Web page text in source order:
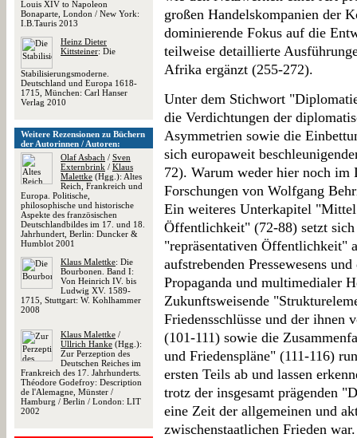
Louis XIV to Napoleon
Bonaparte, London / New York:
I.B.Tauris 2013
Heinz Dieter
Kittsteiner: Die
Stabilisierungsmoderne.
Deutschland und Europa 1618-
1715, München: Carl Hanser
Verlag 2010
Weitere Rezensionen zu Büchern
der Autorinnen / Autoren:
Olaf Asbach / Sven
Externbrink / Klaus
Malettke (Hgg.): Altes
Reich, Frankreich und
Europa. Politische,
philosophische und historische
Aspekte des französischen
Deutschlandbildes im 17. und 18.
Jahrhundert, Berlin: Duncker &
Humblot 2001
Klaus Malettke: Die
Bourbonen. Band I:
Von Heinrich IV. bis
Ludwig XV. 1589-
1715, Stuttgart: W. Kohlhammer
2008
Klaus Malettke /
Ullrich Hanke (Hgg.):
Zur Perzeption des
Deutschen Reiches im
Frankreich des 17. Jahrhunderts.
Théodore Godefroy: Description
de l'Alemagne, Münster /
Hamburg / Berlin / London: LIT
2002
großen Handelskompanien der
dominierende Fokus auf die
teilweise detaillierte
Afrika ergänzt (255-272).
Unter dem Stichwort
die Verdichtungen der
Asymmetrien sowie die
sich europaweit
72). Warum weder hier noch im
Forschungen von Wolfgang
Ein weiteres Unterkapitel
Öffentlichkeit" (72-88) setzt
"repräsentativen Öffentlichkeit"
aufstrebenden Pressewesens
Propaganda und multimedialer
Zukunftsweisende
Friedensschlüsse und der ihnen
(101-111) sowie die
und Friedenspläne" (111-116)
ersten Teils ab und lassen
trotz der insgesamt prägenden
eine Zeit der allgemeinen und
zwischenstaatlichen Frieden war.